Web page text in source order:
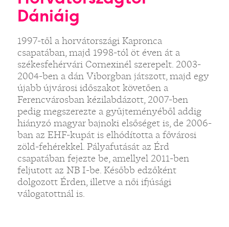
Dániáig
1997-től a horvátországi Kapronca
csapatában, majd 1998-tól öt éven át a
székesfehérvári Cornexinél szerepelt. 2003-
2004-ben a dán Viborgban játszott, majd egy
újabb újvárosi időszakot követően a
Ferencvárosban kézilabdázott, 2007-ben
pedig megszerezte a gyűjteményéből addig
hiányzó magyar bajnoki elsőséget is, de 2006-
ban az EHF-kupát is elhódította a fővárosi
zöld-fehérekkel. Pályafutását az Érd
csapatában fejezte be, amellyel 2011-ben
feljutott az NB I-be. Később edzőként
dolgozott Érden, illetve a női ifjúsági
válogatottnál is.